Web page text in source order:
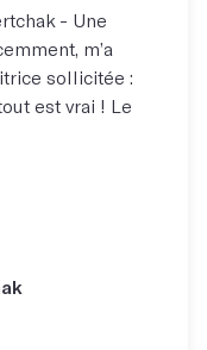
- Une
m’a
sollicitée :
est vrai ! Le